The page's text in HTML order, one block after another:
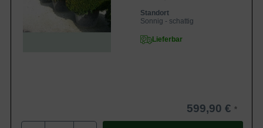
Standort
Sonnig - schattig
Lieferbar
599,90 €